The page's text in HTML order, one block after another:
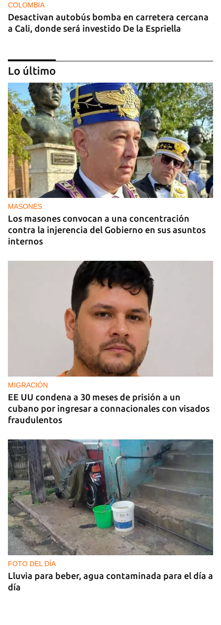
COLOMBIA
Desactivan autobús bomba en carretera cercana
a Cali, donde será investido De la Espriella
MIAMI
La hija de un diplomático castrista expulsado de
EE UU en 2003 está bajo custodia del ICE
Lo último
MASONES
Los masones convocan a una concentración
contra la injerencia del Gobierno en sus asuntos
internos
MIGRACIÓN
EE UU condena a 30 meses de prisión a un
cubano por ingresar a connacionales con visados
fraudulentos
FOTO DEL DÍA
Lluvia para beber, agua contaminada para el día a
día